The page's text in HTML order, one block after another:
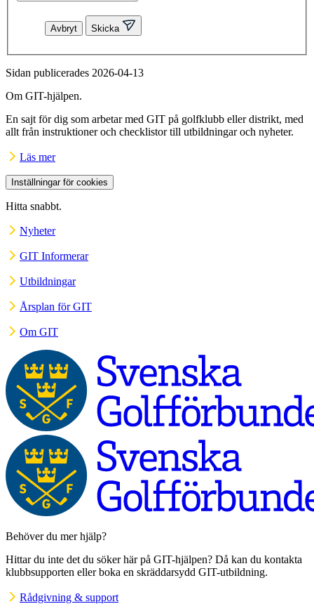
Avbryt Skicka
Sidan publicerades 2026-04-13
Om GIT-hjälpen.
En sajt för dig som arbetar med GIT på golfklubb eller distrikt, med
allt från instruktioner och checklistor till utbildningar och nyheter.
Läs mer
Inställningar för cookies
Hitta snabbt.
Nyheter
GIT Informerar
Utbildningar
Årsplan för GIT
Om GIT
Behöver du mer hjälp?
Hittar du inte det du söker här på GIT-hjälpen? Då kan du kontakta
klubbsupporten eller boka en skräddarsydd GIT-utbildning.
Rådgivning & support